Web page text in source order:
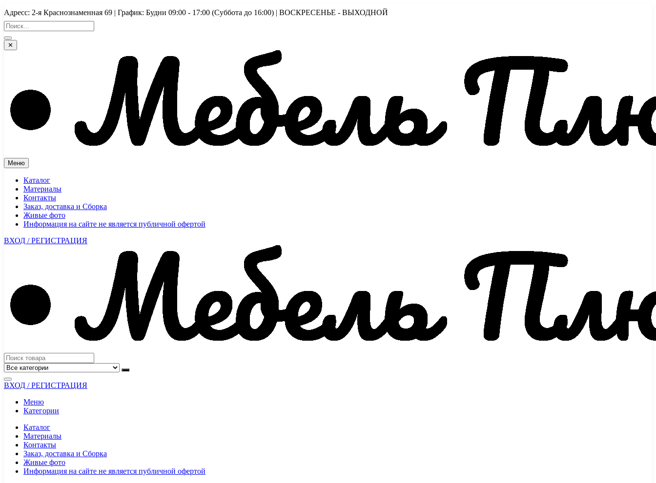
к
содержимому
Адресс: 2-я Краснознаменная 69 | График: Будни 09:00 - 17:00 (Суббота до 16:00) | ВОСКРЕСЕНЬЕ - ВЫХОДНОЙ
✕
Меню
Каталог
Материалы
Контакты
Заказ, доставка и Сборка
Живые фото
Информация на сайте не является публичной офертой
ВХОД / РЕГИСТРАЦИЯ
ВХОД / РЕГИСТРАЦИЯ
Меню
Категории
Каталог
Материалы
Контакты
Заказ, доставка и Сборка
Живые фото
Информация на сайте не является публичной офертой